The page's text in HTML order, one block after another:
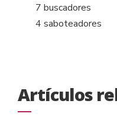
7 buscadores
4 saboteadores
Artículos